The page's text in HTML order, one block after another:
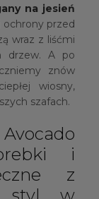
na jesień
przed
wraz z liśćmi
drzew. A po
znów
wiosny,
szafach.
i
z
styl w